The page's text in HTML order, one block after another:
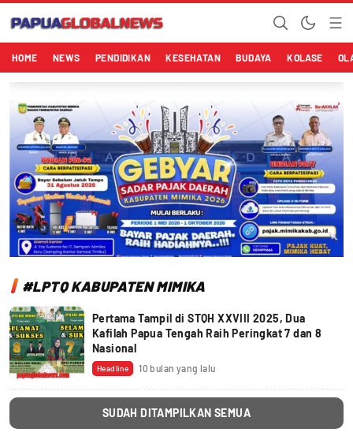
Papuaglobalnews.com
Menulis Fakta dengan Hati Bening
HOME NEWS PENDIDIKAN KESEHATAN BUDAYA KOLASE
#LPTQ KABUPATEN MIMIKA
Pertama Tampil di STQH XXVIII 2025, Dua
Kafilah Papua Tengah Raih Peringkat 7 dan 8
Nasional
Headline 10 bulan yang lalu
SUDAH DITAMPILKAN SEMUA